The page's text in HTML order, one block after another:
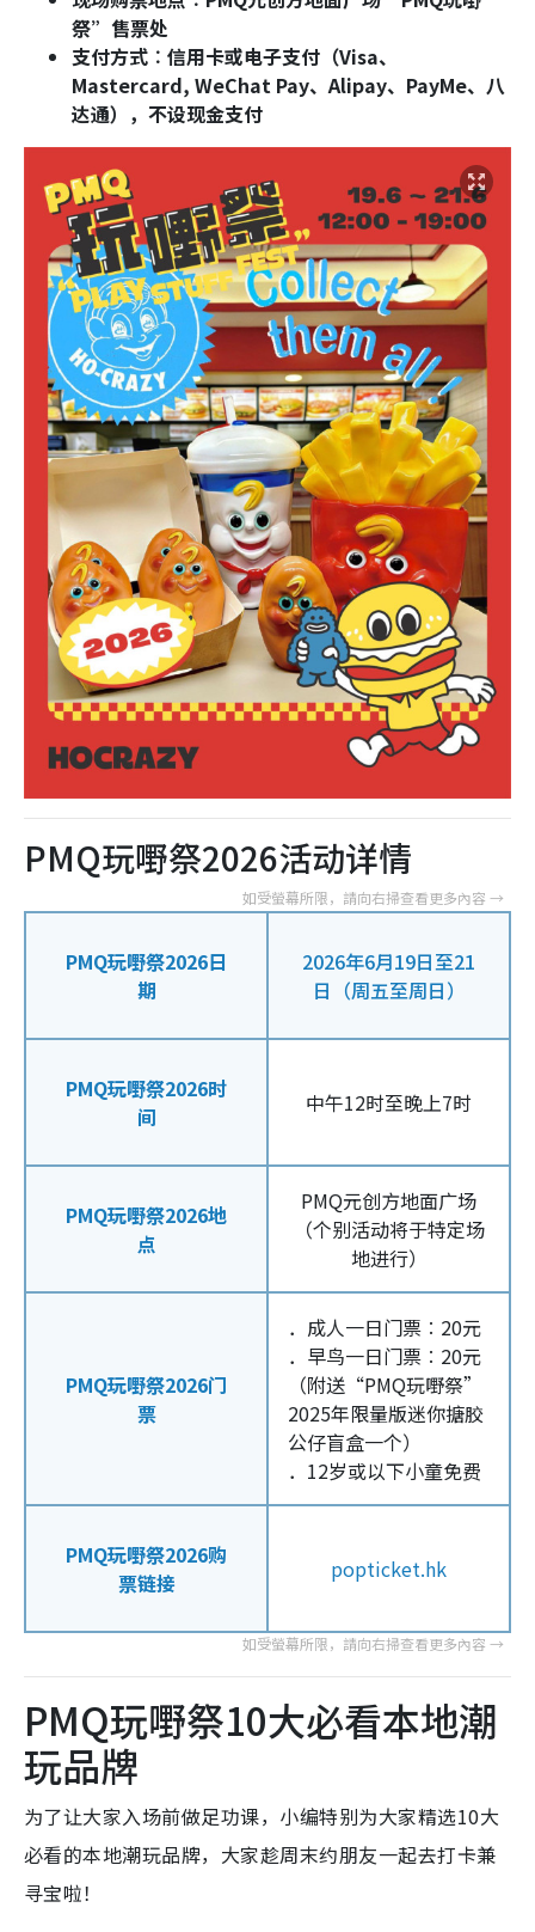
祭”售票处
支付方式︰信用卡或电子支付（Visa、
Mastercard, WeChat Pay、Alipay、PayMe、八
达通），不设现金支付
PMQ玩嘢祭2026活动详情
PMQ玩嘢祭2026日
期
2026年6月19日至21
日（周五至周日）
PMQ玩嘢祭2026时
间
中午12时至晚上7时
PMQ玩嘢祭2026地
点
PMQ元创方地面广场
（个别活动将于特定场
地进行）
PMQ玩嘢祭2026门
票
．成人一日门票︰20元
．早鸟一日门票︰20元
（附送“PMQ玩嘢祭”
2025年限量版迷你搪胶
公仔盲盒一个）
．12岁或以下小童免费
PMQ玩嘢祭2026购
票链接
popticket.hk
PMQ玩嘢祭10大必看本地潮
玩品牌
为了让大家入场前做足功课，小编特别为大家精选10大
必看的本地潮玩品牌，大家趁周末约朋友一起去打卡兼
寻宝啦！